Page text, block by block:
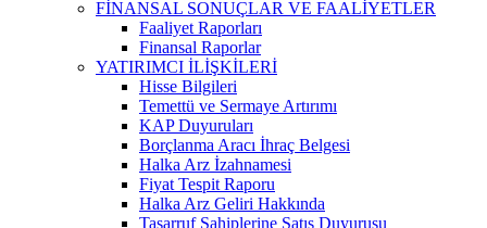
FİNANSAL SONUÇLAR VE FAALİYETLER
Faaliyet Raporları
Finansal Raporlar
YATIRIMCI İLİŞKİLERİ
Hisse Bilgileri
Temettü ve Sermaye Artırımı
KAP Duyuruları
Borçlanma Aracı İhraç Belgesi
Halka Arz İzahnamesi
Fiyat Tespit Raporu
Halka Arz Geliri Hakkında
Tasarruf Sahiplerine Satış Duyurusu